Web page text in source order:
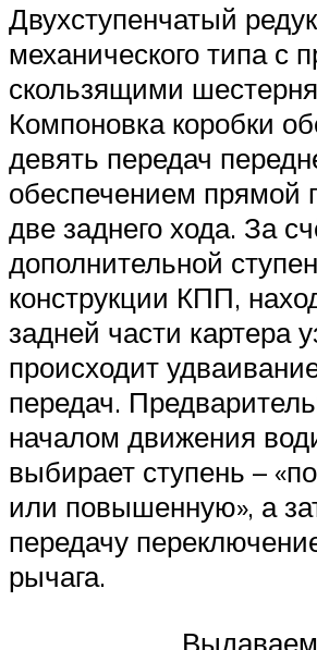
Двухступенчатый
механического типа с
скользящими
Компоновка коробки
девять передач
обеспечением прямой
две заднего хода. За
дополнительной
конструкции КПП,
задней части картера
происходит
передач.
началом движения
выбирает ступень –
или повышенную», а
передачу
рычага.